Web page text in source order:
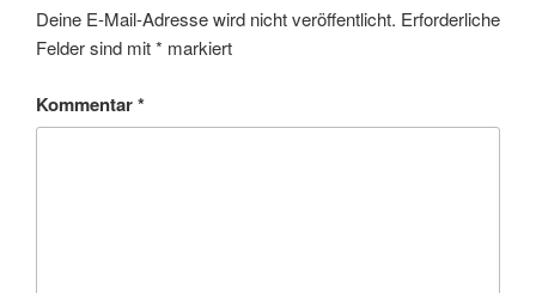
Deine E-Mail-Adresse wird nicht veröffentlicht. Erforderliche
Felder sind mit* markiert
Kommentar*